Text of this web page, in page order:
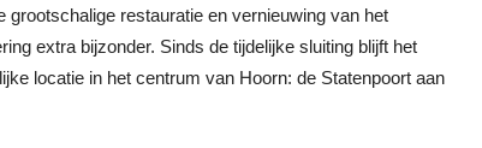
restauratie en vernieuwing van het
extra bijzonder. Sinds de tijdelijke sluiting blijft het
locatie in het centrum van Hoorn: de Statenpoort aan